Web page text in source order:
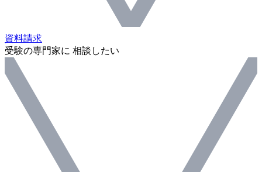
資料請求
受験の専門家に 相談したい